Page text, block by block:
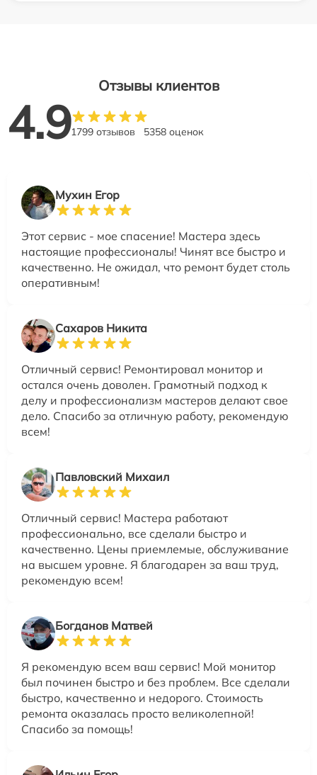
Отзывы клиентов
4.91799 отзывов 5358 оценок
Мухин Егор
Этот сервис - мое спасение! Мастера здесь
настоящие профессионалы! Чинят все быстро и
качественно. Не ожидал, что ремонт будет столь
оперативным!
Сахаров Никита
Отличный сервис! Ремонтировал монитор и
остался очень доволен. Грамотный подход к
делу и профессионализм мастеров делают свое
дело. Спасибо за отличную работу, рекомендую
всем!
Павловский Михаил
Отличный сервис! Мастера работают
профессионально, все сделали быстро и
качественно. Цены приемлемые, обслуживание
на высшем уровне. Я благодарен за ваш труд,
рекомендую всем!
Богданов Матвей
Я рекомендую всем ваш сервис! Мой монитор
был починен быстро и без проблем. Все сделали
быстро, качественно и недорого. Стоимость
ремонта оказалась просто великолепной!
Спасибо за помощь!